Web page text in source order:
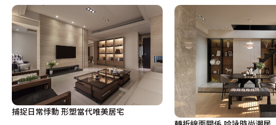
捕捉日常悸動 形塑當代唯美居宅